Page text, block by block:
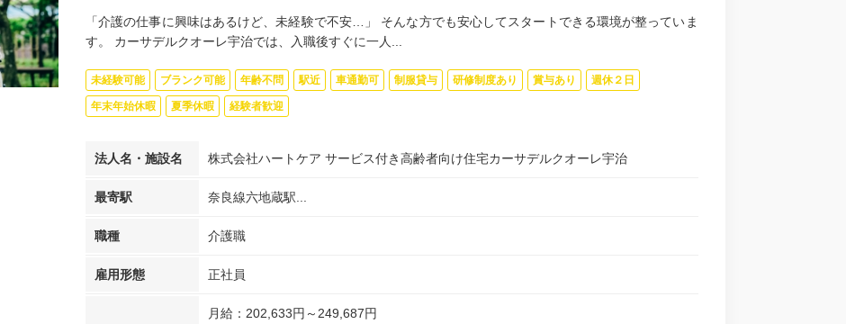
「介護の仕事に興味はあるけど、未経験で不安…」 そんな方でも安心してスタートできる環境が整っていま
す。 カーサデルクオーレ宇治では、入職後すぐに一人...
未経験可能 ブランク可能 年齢不問 駅近 車通勤可 制服貸与 研修制度あり 賞与あり 週休２日
年末年始休暇 夏季休暇 経験者歓迎
法人名・施設名 株式会社ハートケア サービス付き高齢者向け住宅カーサデルクオーレ宇治
最寄駅 奈良線六地蔵駅...
職種 介護職
雇用形態 正社員
月給：202,633円～249,687円